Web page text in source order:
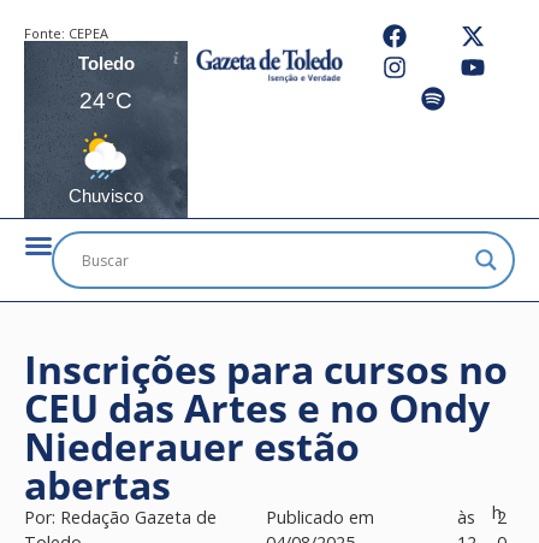
Fonte: CEPEA
Toledo
24°C
Chuvisco
Inscrições para cursos no
CEU das Artes e no Ondy
Niederauer estão
abertas
Por: Redação Gazeta de
Publicado em
às
h2